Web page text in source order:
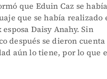
que Eduin Caz se había
que se había realizado
Daisy Anahy. Sin
después se dieron cuenta
aún lo tiene, por lo que